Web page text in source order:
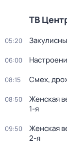
ТВ
05:20
06:00
08:15 Смех,
08:50 Женская
1-я
09:50 Женская
2-я